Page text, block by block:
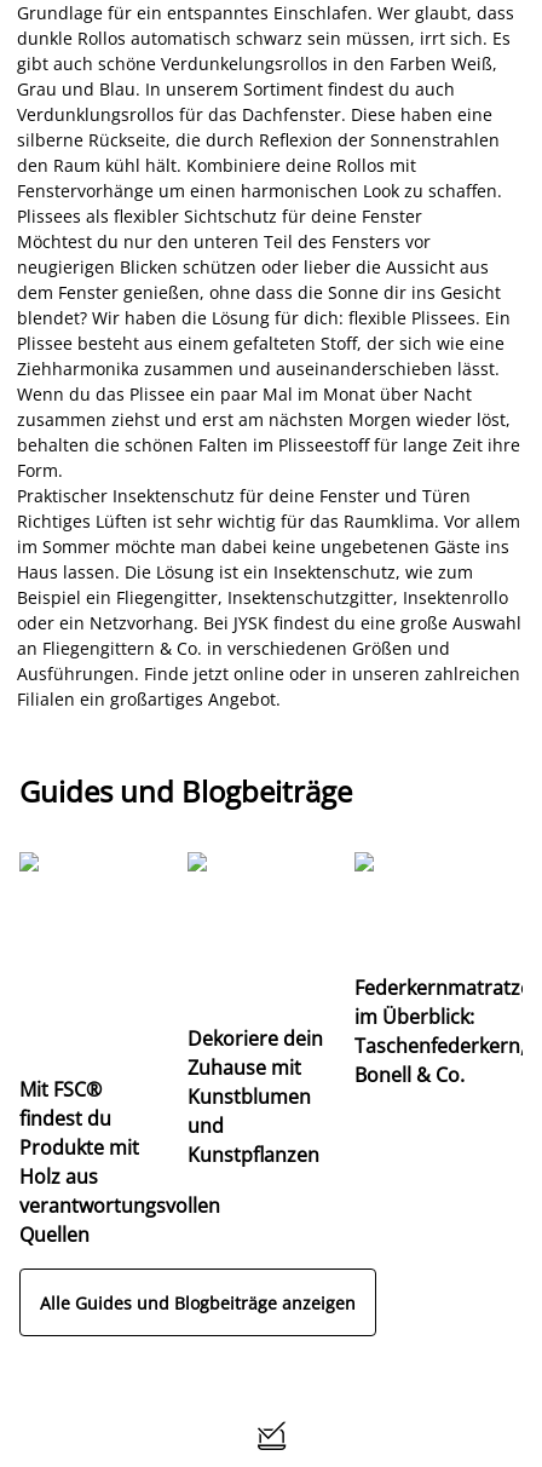
Grundlage für ein entspanntes Einschlafen. Wer glaubt, dass
dunkle Rollos automatisch schwarz sein müssen, irrt sich. Es
gibt auch schöne Verdunkelungsrollos in den Farben Weiß,
Grau und Blau. In unserem Sortiment findest du auch
Verdunklungsrollos für das Dachfenster. Diese haben eine
silberne Rückseite, die durch Reflexion der Sonnenstrahlen
den Raum kühl hält. Kombiniere deine Rollos mit
Fenstervorhänge um einen harmonischen Look zu schaffen.
Plissees als flexibler Sichtschutz für deine Fenster
Möchtest du nur den unteren Teil des Fensters vor
neugierigen Blicken schützen oder lieber die Aussicht aus
dem Fenster genießen, ohne dass die Sonne dir ins Gesicht
blendet? Wir haben die Lösung für dich: flexible Plissees. Ein
Plissee besteht aus einem gefalteten Stoff, der sich wie eine
Ziehharmonika zusammen und auseinanderschieben lässt.
Wenn du das Plissee ein paar Mal im Monat über Nacht
zusammen ziehst und erst am nächsten Morgen wieder löst,
behalten die schönen Falten im Plisseestoff für lange Zeit ihre
Form.
Praktischer Insektenschutz für deine Fenster und Türen
Richtiges Lüften ist sehr wichtig für das Raumklima. Vor allem
im Sommer möchte man dabei keine ungebetenen Gäste ins
Haus lassen. Die Lösung ist ein Insektenschutz, wie zum
Beispiel ein Fliegengitter, Insektenschutzgitter, Insektenrollo
oder ein Netzvorhang. Bei JYSK findest du eine große Auswahl
an Fliegengittern & Co. in verschiedenen Größen und
Ausführungen. Finde jetzt online oder in unseren zahlreichen
Filialen ein großartiges Angebot.
Guides und Blogbeiträge
Mit FSC®
findest du
Produkte mit
Holz aus
verantwortungsvollen
Quellen
Dekoriere dein
Zuhause mit
Kunstblumen
und
Kunstpflanzen
im Überblick:
Taschenfederkern,
Bonell & Co.
Alle Guides und Blogbeiträge anzeigen
